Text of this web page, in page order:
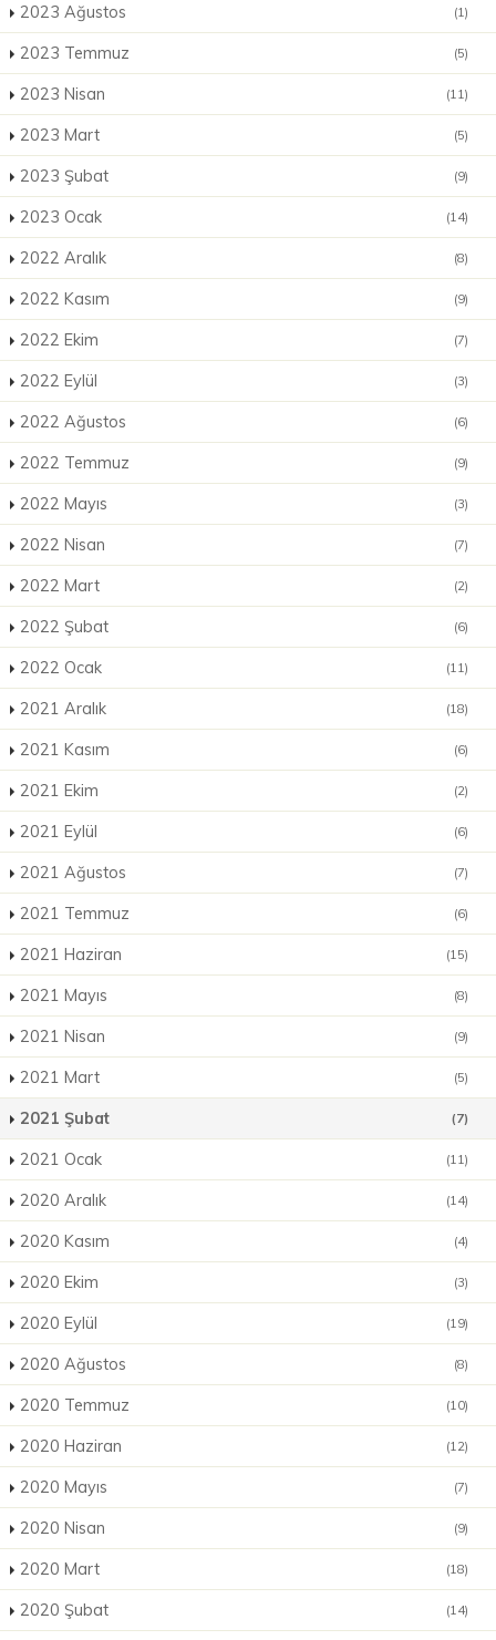
2023 Ağustos (1)
2023 Temmuz (5)
2023 Nisan (11)
2023 Mart (5)
2023 Şubat (9)
2023 Ocak (14)
2022 Aralık (8)
2022 Kasım (9)
2022 Ekim (7)
2022 Eylül (3)
2022 Ağustos (6)
2022 Temmuz (9)
2022 Mayıs (3)
2022 Nisan (7)
2022 Mart (2)
2022 Şubat (6)
2022 Ocak (11)
2021 Aralık (18)
2021 Kasım (6)
2021 Ekim (2)
2021 Eylül (6)
2021 Ağustos (7)
2021 Temmuz (6)
2021 Haziran (15)
2021 Mayıs (8)
2021 Nisan (9)
2021 Mart (5)
2021 Şubat (7)
2021 Ocak (11)
2020 Aralık (14)
2020 Kasım (4)
2020 Ekim (3)
2020 Eylül (19)
2020 Ağustos (8)
2020 Temmuz (10)
2020 Haziran (12)
2020 Mayıs (7)
2020 Nisan (9)
2020 Mart (18)
2020 Şubat (14)